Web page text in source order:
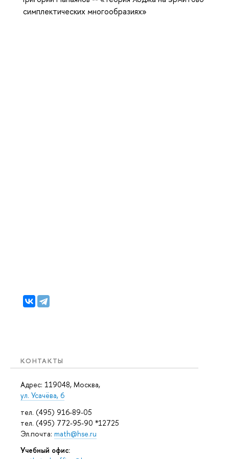
КОНТАКТЫ
Адрес: 119048, Москва,
ул. Усачёва, 6
тел. (495) 916-89-05
тел. (495) 772-95-90 *12725
Эл.почта: math@hse.ru
Учебный офис:
симплектических многообразиях»